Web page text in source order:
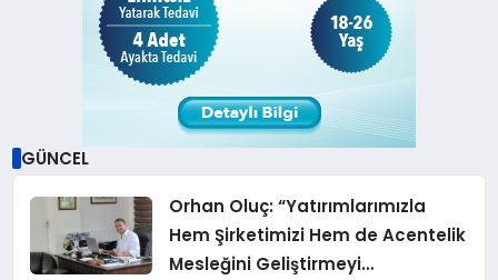
GÜNCEL
Orhan Oluç: “Yatırımlarımızla
Hem Şirketimizi Hem de Acentelik
Mesleğini Geliştirmeyi